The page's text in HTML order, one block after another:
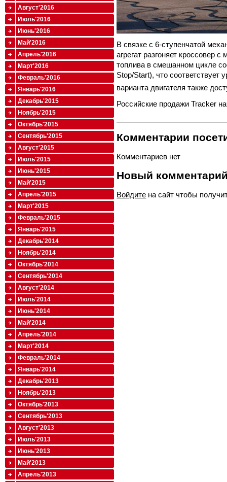
В связке с 6-ступенчатой
агрегат разгоняет кроссовер
топлива в смешанном цикле
Stop/Start), что соответствует
варианта двигателя также
Российские продажи Tracker
Комментарии
Комментариев нет
Новый
Войдите на сайт чтобы
Август'2016
Июль'2016
Июнь'2016
Май'2016
Апрель'2016
Март'2016
Февраль'2016
Январь'2016
Декабрь'2015
Ноябрь'2015
Октябрь'2015
Сентябрь'2015
Август'2015
Июль'2015
Июнь'2015
Май'2015
Апрель'2015
Март'2015
Февраль'2015
Январь'2015
Декабрь'2014
Ноябрь'2014
Октябрь'2014
Сентябрь'2014
Август'2014
Июль'2014
Июнь'2014
Май'2014
Апрель'2014
Март'2014
Февраль'2014
Январь'2014
Декабрь'2013
Ноябрь'2013
Октябрь'2013
Сентябрь'2013
Август'2013
Июль'2013
Июнь'2013
Май'2013
Апрель'2013